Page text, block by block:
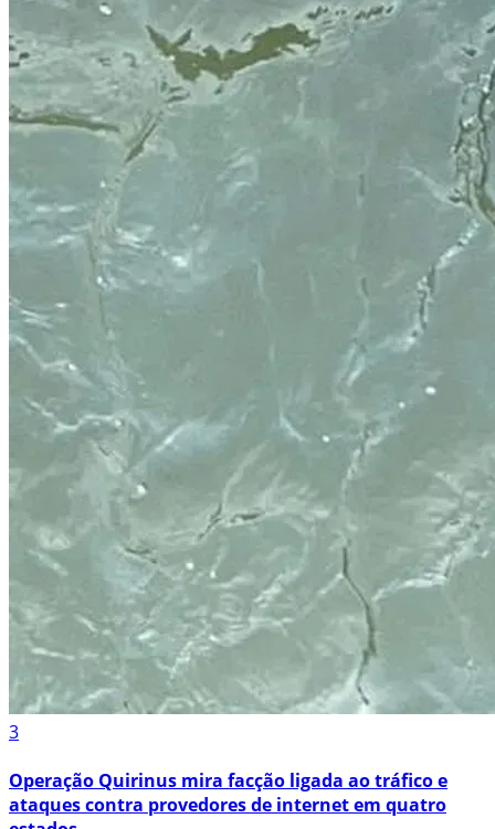
3
Operação Quirinus mira facção ligada ao tráfico e
ataques contra provedores de internet em quatro